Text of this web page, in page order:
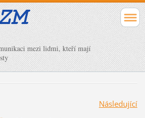
mezi lidmi, kteří mají
Následující